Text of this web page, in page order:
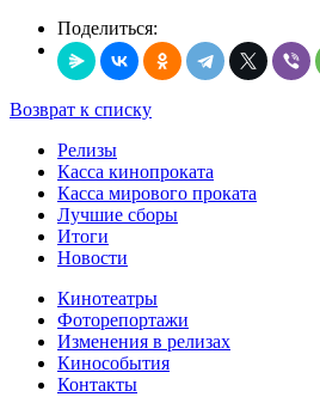
Поделиться:
Возврат к списку
Релизы
Касса кинопроката
Касса мирового проката
Лучшие сборы
Итоги
Новости
Кинотеатры
Фоторепортажи
Изменения в релизах
Кинособытия
Контакты